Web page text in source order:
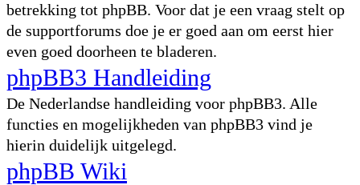
betrekking tot phpBB. Voor dat je een vraag stelt op
de supportforums doe je er goed aan om eerst hier
even goed doorheen te bladeren.
phpBB3 Handleiding
De Nederlandse handleiding voor phpBB3. Alle
functies en mogelijkheden van phpBB3 vind je
hierin duidelijk uitgelegd.
phpBB Wiki